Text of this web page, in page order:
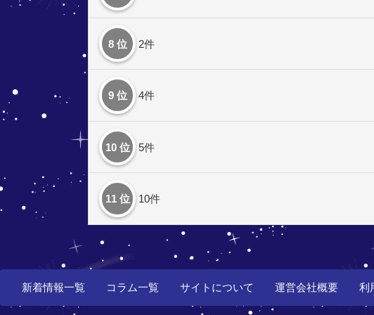
8 位 2件
9 位 4件
10 位 5件
11 位 10件
新着情報一覧 コラム一覧 サイトについて 運営会社概要 利